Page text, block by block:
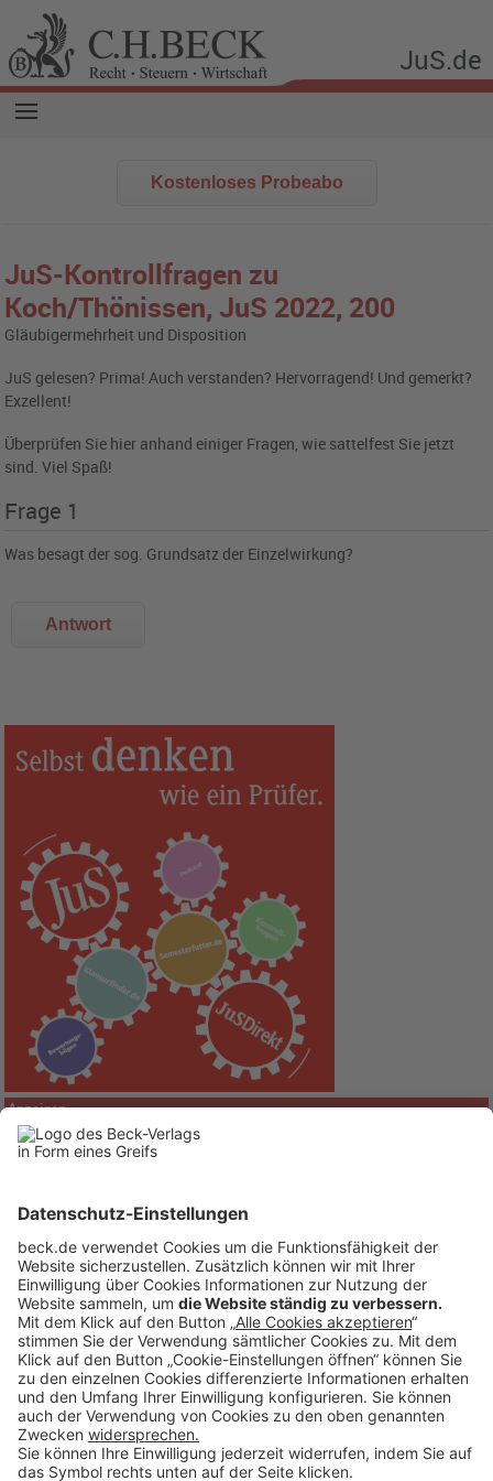
JuS.de
Kostenloses Probeabo
JuS-Kontrollfragen zu
Koch/Thönissen, JuS 2022, 200
Gläubigermehrheit und Disposition
JuS gelesen? Prima! Auch verstanden? Hervorragend! Und gemerkt?
Exzellent!
Überprüfen Sie hier anhand einiger Fragen, wie sattelfest Sie jetzt
sind. Viel Spaß!
Frage 1
Was besagt der sog. Grundsatz der Einzelwirkung?
Antwort
Anzeigen
BECK Stellenmarkt